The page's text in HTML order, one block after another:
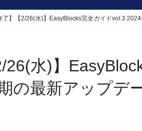
了】【2/26(水)】EasyBlocks完全ガイドvol.3
26(水)】
の最新アップデ